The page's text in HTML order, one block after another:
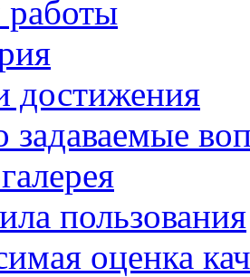
достижения
задаваемые
пользования
оценка